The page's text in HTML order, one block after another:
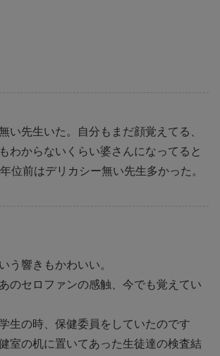
い先生いた。自分もまだ顔覚えてる、
わからないくらい婆さんになってると
位前はデリカシー無い先生多かった。
う響きもかわいい。
のセロファンの感触、今でも覚えてい
生の時、保健委員をしていたのです
室の机に置いてあった生徒達の検査結